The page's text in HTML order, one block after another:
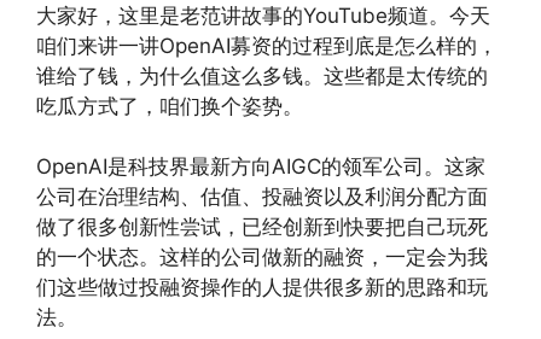
大家好，这里是老范讲故事的YouTube频道。今天
咱们来讲一讲OpenAI募资的过程到底是怎么样的，
谁给了钱，为什么值这么多钱。这些都是太传统的
吃瓜方式了，咱们换个姿势。
OpenAI是科技界最新方向AIGC的领军公司。这家
公司在治理结构、估值、投融资以及利润分配方面
做了很多创新性尝试，已经创新到快要把自己玩死
的一个状态。这样的公司做新的融资，一定会为我
们这些做过投融资操作的人提供很多新的思路和玩
法。